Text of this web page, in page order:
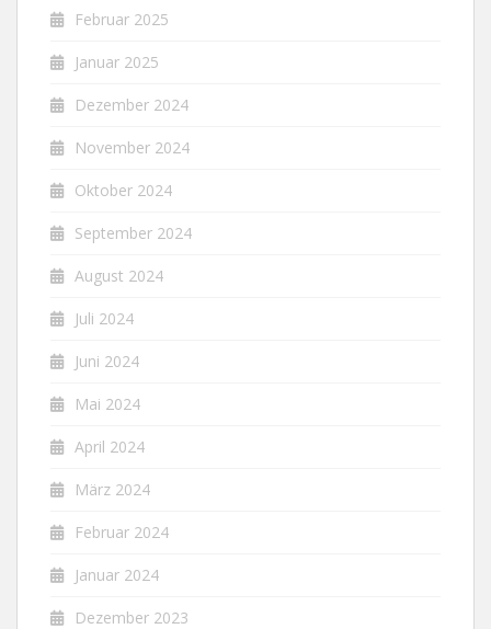
Februar 2025
Januar 2025
Dezember 2024
November 2024
Oktober 2024
September 2024
August 2024
Juli 2024
Juni 2024
Mai 2024
April 2024
März 2024
Februar 2024
Januar 2024
Dezember 2023